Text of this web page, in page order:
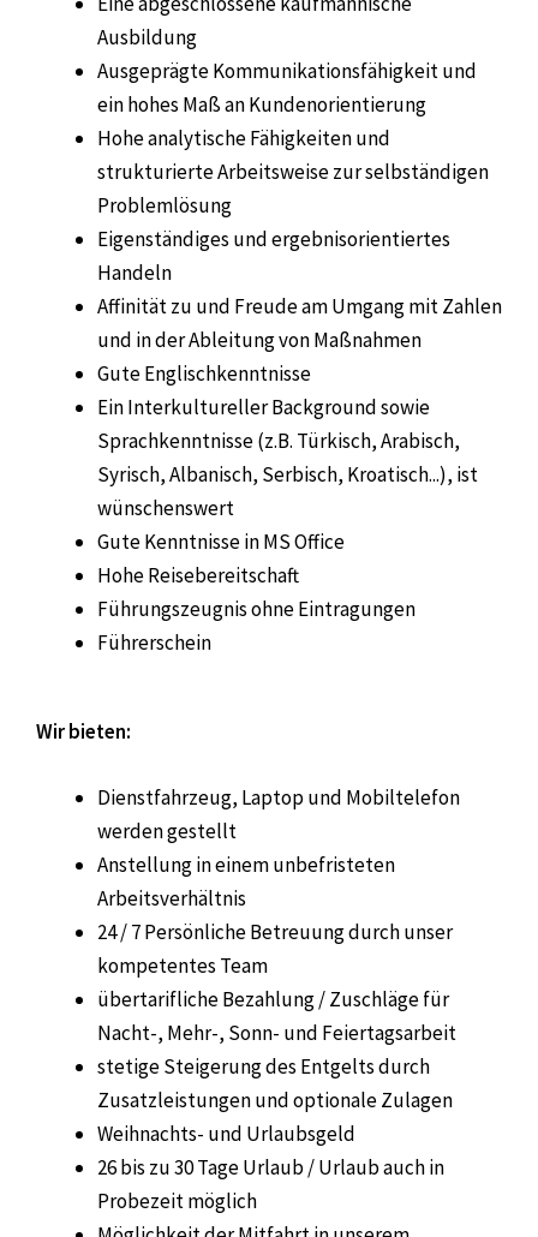
Ausbildung
Ausgeprägte Kommunikationsfähigkeit und
ein hohes Maß an Kundenorientierung
Hohe analytische Fähigkeiten und
strukturierte Arbeitsweise zur selbständigen
Problemlösung
Eigenständiges und ergebnisorientiertes
Handeln
Affinität zu und Freude am Umgang mit Zahlen
und in der Ableitung von Maßnahmen
Gute Englischkenntnisse
Ein Interkultureller Background sowie
Sprachkenntnisse (z.B. Türkisch, Arabisch,
Syrisch, Albanisch, Serbisch, Kroatisch...), ist
wünschenswert
Gute Kenntnisse in MS Office
Hohe Reisebereitschaft
Führungszeugnis ohne Eintragungen
Führerschein
Wir bieten:
Dienstfahrzeug, Laptop und Mobiltelefon
werden gestellt
Anstellung in einem unbefristeten
Arbeitsverhältnis
24 / 7Persönliche Betreuung durch unser
kompetentes Team
übertarifliche Bezahlung / Zuschläge für
Nacht-, Mehr-, Sonn- und Feiertagsarbeit
stetige Steigerung des Entgelts durch
Zusatzleistungen und optionale Zulagen
Weihnachts- und Urlaubsgeld
26 bis zu 30 Tage Urlaub / Urlaub auch in
Probezeit möglich